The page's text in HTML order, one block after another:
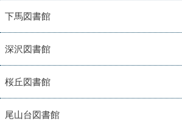
下馬図書館
深沢図書館
桜丘図書館
尾山台図書館